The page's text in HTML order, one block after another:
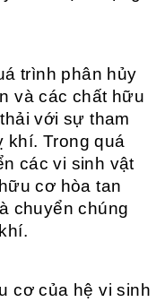
trình phân hủy
và các chất hữu
với sự tham
khí. Trong quá
các vi sinh vật
cơ hòa tan
chuyển chúng
cơ của hệ vi sinh